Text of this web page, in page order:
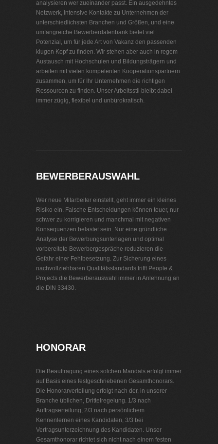
analysieren wer zueinander passt. Ein ausgedehntes
Netzwerk, intensive Kontakte zu Unternehmen der
unterschiedlichsten Branchen und Größen, und eine
umfangreiche Bewerberdatenbank bietet viel
Potenzial, um für jede Art von Vakanz den passenden
klugen Kopf zu finden. Wir stehen aber auch in regem
Austausch mit Hochschulen und Bildungsträgern und
arbeiten mit vielen kompetenten Kooperationspartnern
zusammen, um für Ihr Unternehmen die richtigen
Ressourcen zu finden. Unser Arbeitsstil bleibt dabei
immer zügig, flexibel und unbürokratisch.
BEWERBERAUSWAHL
Wer neue Mitarbeiter einstellt, geht immer ein kleines
Risiko ein. Falsche Entscheidungen können teuer, nur
schwer zu korrigieren und manchmal mit negativen
Konsequenzen belastet sein. Nur eine gründliche
Analyse der Bewerbungsunterlagen und optimal
vorbereitete Bewerbergespräche reduzieren die
Gefahr einer Fehlbesetzung. Zur Sicherung eines
nachvollziehbaren Qualitätsstandards trifft People &
Projects die Bewerberauswahl immer in Anlehnung an
die DIN 33430.
HONORAR
Die Beauftragung eines solchen Mandats erfolgt immer
auf Basis eines festgeschriebenen Gesamthonorars.
Die Honorarverteilung erfolgt nach der, in unserer
Branche üblichen, Drittelregelung. 1/3 nach
Auftragserteilung, 2/3 nach persönlichem
Kennenlernen eines Kandidaten, 3/3 bei
Vertragsunterzeichnung des Kandidaten. Unser
Gesamthonorar richtet sich nicht nach einem festen